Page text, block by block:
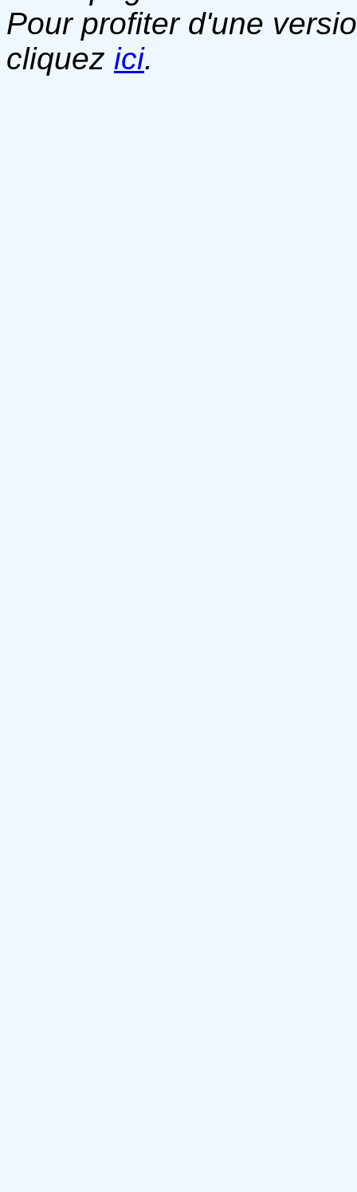
Pour profiter d'une
cliquez ici.